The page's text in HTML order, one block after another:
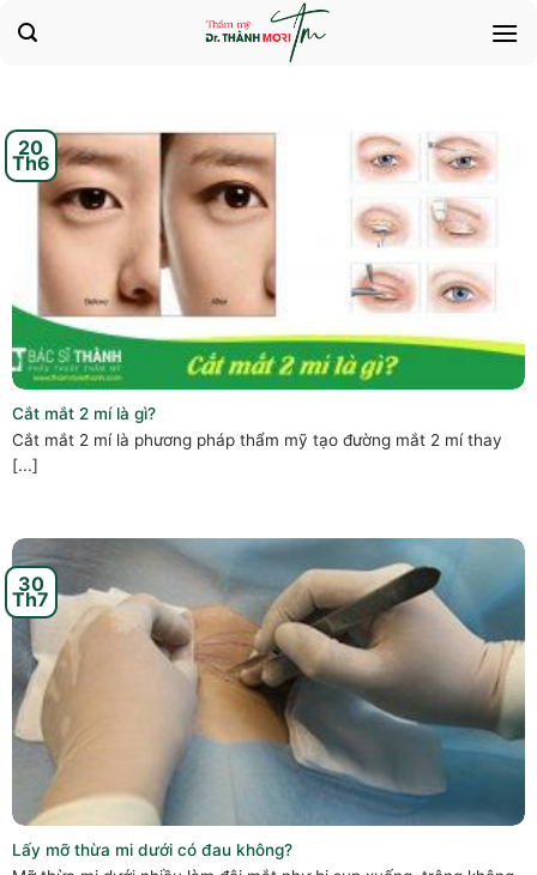
qua
Cắt mắt 2 mí là gì?
Cắt mắt 2 mí là phương pháp thẩm mỹ tạo đường mắt 2 mí thay
[...]
20
Th6
Lấy mỡ thừa mi dưới có đau không?
30
Th7